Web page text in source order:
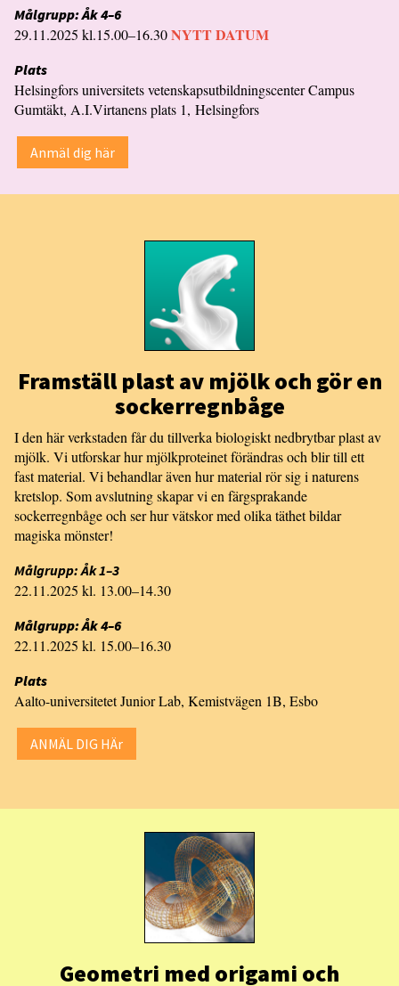
Målgrupp: Åk 4–6
29.11.2025 kl.15.00–16.30NYTT DATUM
Plats
Helsingfors universitets vetenskapsutbildningscenter Campus
Gumtäkt, A.I.Virtanens plats 1, Helsingfors
Anmäl dig här
Framställ plast av mjölk och gör en
sockerregnbåge
I den här verkstaden får du tillverka biologiskt nedbrytbar plast av
mjölk. Vi utforskar hur mjölkproteinet förändras och blir till ett
fast material. Vi behandlar även hur material rör sig i naturens
kretslop. Som avslutning skapar vi en färgsprakande
sockerregnbåge och ser hur vätskor med olika täthet bildar
magiska mönster!
Målgrupp: Åk 1–3
22.11.2025 kl. 13.00–14.30
Målgrupp: Åk 4–6
22.11.2025 kl. 15.00–16.30
Plats
Aalto-universitetet Junior Lab, Kemistvägen 1B, Esbo
ANMÄL DIG HÄr
Geometri med origami och